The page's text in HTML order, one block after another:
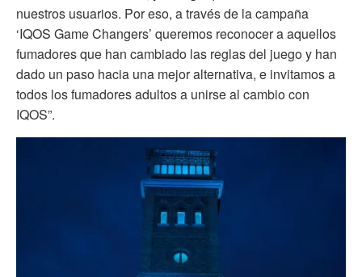
nuestros usuarios. Por eso, a través de la campaña
‘IQOS Game Changers’ queremos reconocer a aquellos
fumadores que han cambiado las reglas del juego y han
dado un paso hacia una mejor alternativa, e invitamos a
todos los fumadores adultos a unirse al cambio con
IQOS”.